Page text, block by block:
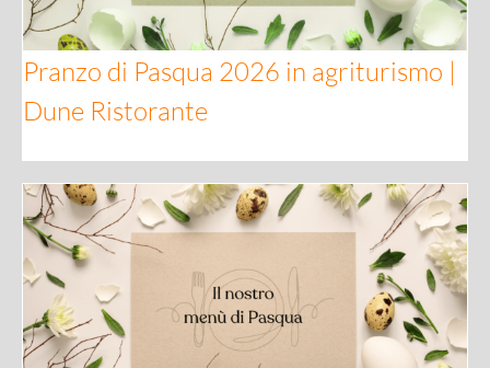
Pranzo di Pasqua 2026 in agriturismo |
Dune Ristorante